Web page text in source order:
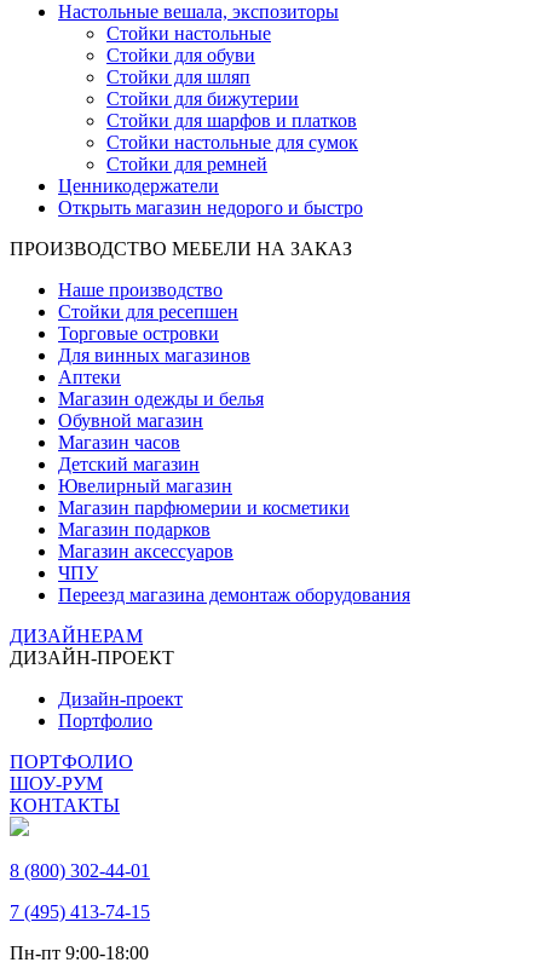
Настольные вешала, экспозиторы
Стойки настольные
Стойки для обуви
Стойки для шляп
Стойки для бижутерии
Стойки для шарфов и платков
Стойки настольные для сумок
Стойки для ремней
Ценникодержатели
Открыть магазин недорого и быстро
ПРОИЗВОДСТВО МЕБЕЛИ НА ЗАКАЗ
Наше производство
Стойки для ресепшен
Торговые островки
Для винных магазинов
Аптеки
Магазин одежды и белья
Обувной магазин
Магазин часов
Детский магазин
Ювелирный магазин
Магазин парфюмерии и косметики
Магазин подарков
Магазин аксессуаров
ЧПУ
Переезд магазина демонтаж оборудования
ДИЗАЙНЕРАМ
ДИЗАЙН-ПРОЕКТ
Дизайн-проект
Портфолио
ПОРТФОЛИО
ШОУ-РУМ
КОНТАКТЫ
8 (800) 302-44-01
7 (495) 413-74-15
Пн-пт 9:00-18:00